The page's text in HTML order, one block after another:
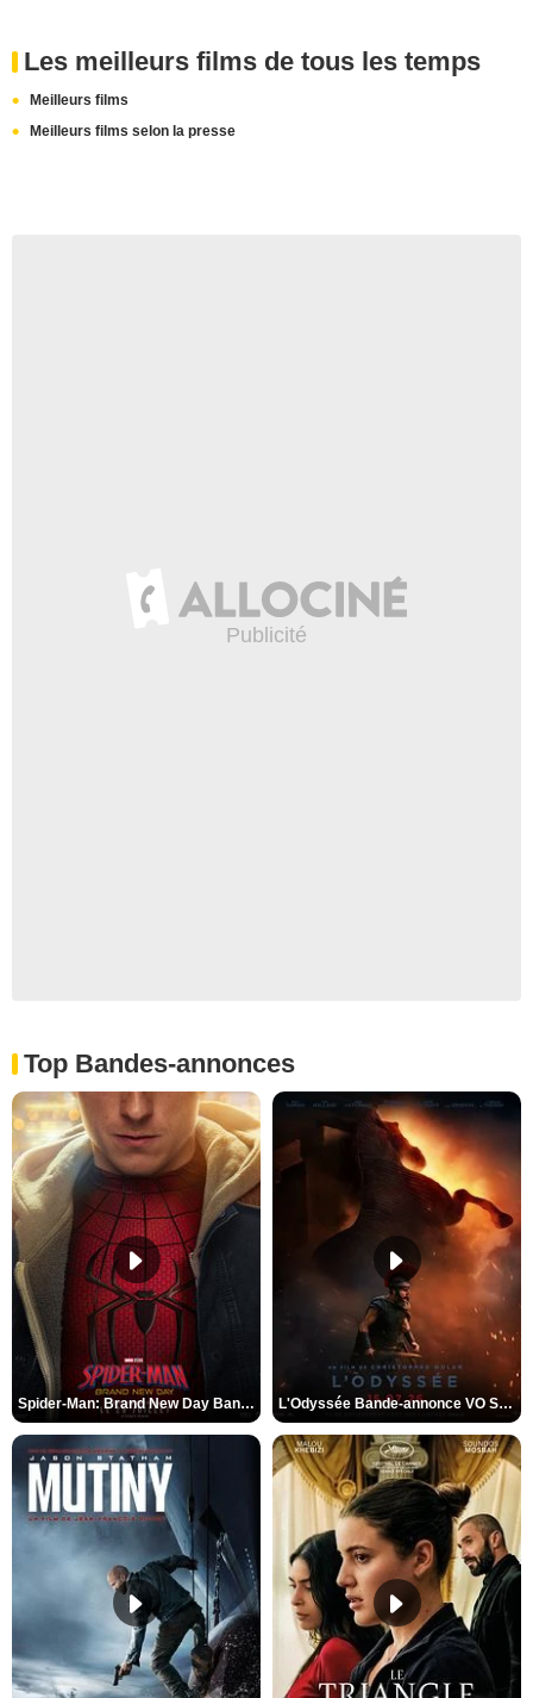
Les meilleurs films de tous les temps
Meilleurs films
Meilleurs films selon la presse
Top Bandes-annonces
Spider-Man: Brand New Day Bande-annonce VO STFR L'Odyssée Bande-annonce VO STFR